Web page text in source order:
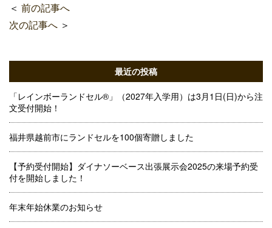
＜ 前の記事へ
次の記事へ ＞
最近の投稿
「レインボーランドセル®」（2027年入学用）は3月1日(日)から注
文受付開始！
福井県越前市にランドセルを100個寄贈しました
【予約受付開始】ダイナソーベース出張展示会2025の来場予約受
付を開始しました！
年末年始休業のお知らせ